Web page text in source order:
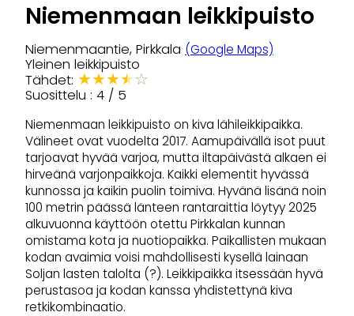
Niemenmaan leikkipuisto
Niemenmaantie, Pirkkala (Google Maps)
Yleinen leikkipuisto
Tähdet: ★★★★☆
Suosittelu : 4 / 5
Niemenmaan leikkipuisto on kiva lähileikkipaikka.
Välineet ovat vuodelta 2017. Aamupäivällä isot puut
tarjoavat hyvää varjoa, mutta iltapäivästä alkaen ei
hirveänä varjonpaikkoja. Kaikki elementit hyvässä
kunnossa ja kaikin puolin toimiva. Hyvänä lisänä noin
100 metrin päässä länteen rantaraittia löytyy 2025
alkuvuonna käyttöön otettu Pirkkalan kunnan
omistama kota ja nuotiopaikka. Paikallisten mukaan
kodan avaimia voisi mahdollisesti kysellä lainaan
Soljan lasten talolta (?). Leikkipaikka itsessään hyvä
perustasoa ja kodan kanssa yhdistettynä kiva
retkikombinaatio.